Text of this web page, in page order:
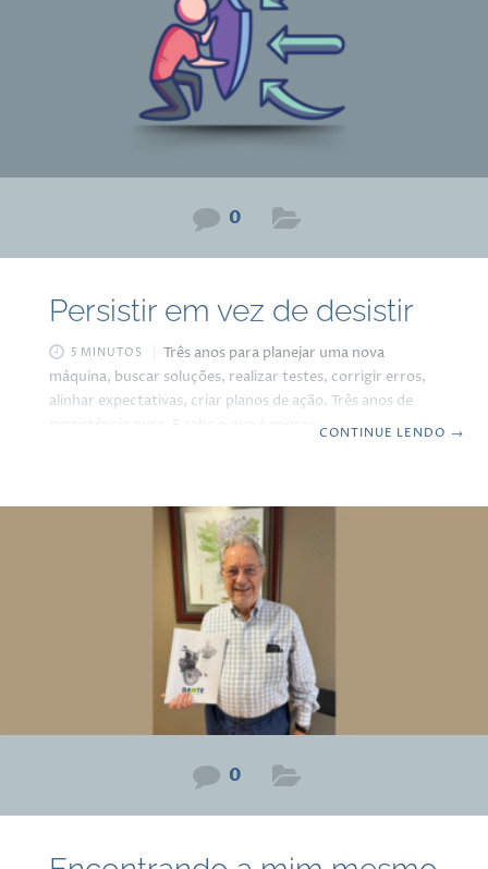
Porque antes desse
0
Persistir em vez de desistir
5 MINUTOS
Três anos para planejar uma nova
máquina, buscar soluções, realizar testes, corrigir erros,
alinhar expectativas, criar planos de ação. Três anos de
persistência pura. E sabe o que é engraçado? Meus avós
aí a moda muda. A história muda. O mundo muda. Mas
eles não desistiram. Eles olharam para aquela fábrica vazia
CONTINUE LENDO →
0